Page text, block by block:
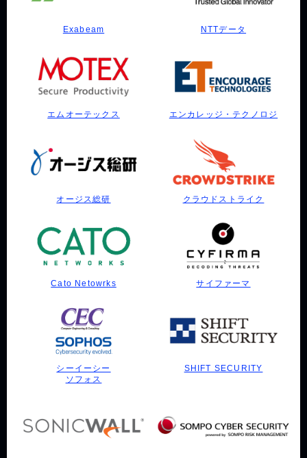
Exabeam NTTデータ
エムオーテックス エンカレッジ・テクノロジ
オージス総研 クラウドストライク
Cato Netowrks サイファーマ
シーイーシー
ソフォス
SHIFT SECURITY